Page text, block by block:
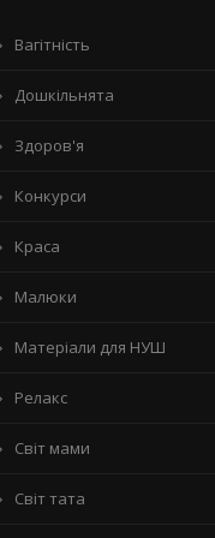
Вагітність
Дошкільнята
Здоров'я
Конкурси
Краса
Малюки
Матеріали для НУШ
Релакс
Світ мами
Світ тата